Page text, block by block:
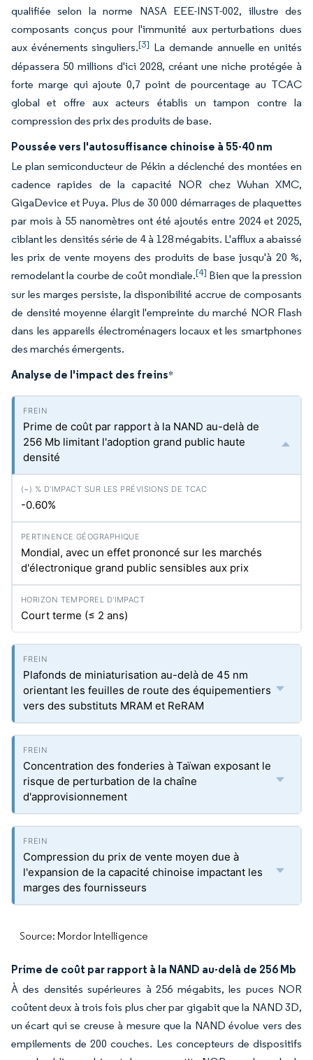
qualifiée selon la norme NASA EEE-INST-002, illustre des
composants conçus pour l'immunité aux perturbations dues
aux événements singuliers.[3] La demande annuelle en unités
dépassera 50 millions d'ici 2028, créant une niche protégée à
forte marge qui ajoute 0,7 point de pourcentage au TCAC
global et offre aux acteurs établis un tampon contre la
compression des prix des produits de base.
Poussée vers l'autosuffisance chinoise à 55-40 nm
Le plan semiconducteur de Pékin a déclenché des montées en
cadence rapides de la capacité NOR chez Wuhan XMC,
GigaDevice et Puya. Plus de 30 000 démarrages de plaquettes
par mois à 55 nanomètres ont été ajoutés entre 2024 et 2025,
ciblant les densités série de 4 à 128 mégabits. L'afflux a abaissé
les prix de vente moyens des produits de base jusqu'à 20 %,
remodelant la courbe de coût mondiale.[4] Bien que la pression
sur les marges persiste, la disponibilité accrue de composants
de densité moyenne élargit l'empreinte du marché NOR Flash
dans les appareils électroménagers locaux et les smartphones
des marchés émergents.
Analyse de l'impact des freins*
Prime de coût par rapport à la NAND au-delà de
256 Mb limitant l'adoption grand public haute
densité
-0.60%
Mondial, avec un effet prononcé sur les marchés
d'électronique grand public sensibles aux prix
Court terme (≤ 2 ans)
Plafonds de miniaturisation au-delà de 45 nm
orientant les feuilles de route des équipementiers
vers des substituts MRAM et ReRAM
Concentration des fonderies à Taïwan exposant le
risque de perturbation de la chaîne
d'approvisionnement
Compression du prix de vente moyen due à
l'expansion de la capacité chinoise impactant les
marges des fournisseurs
Source: Mordor Intelligence
Prime de coût par rapport à la NAND au-delà de 256 Mb
À des densités supérieures à 256 mégabits, les puces NOR
coûtent deux à trois fois plus cher par gigabit que la NAND 3D,
un écart qui se creuse à mesure que la NAND évolue vers des
empilements de 200 couches. Les concepteurs de dispositifs